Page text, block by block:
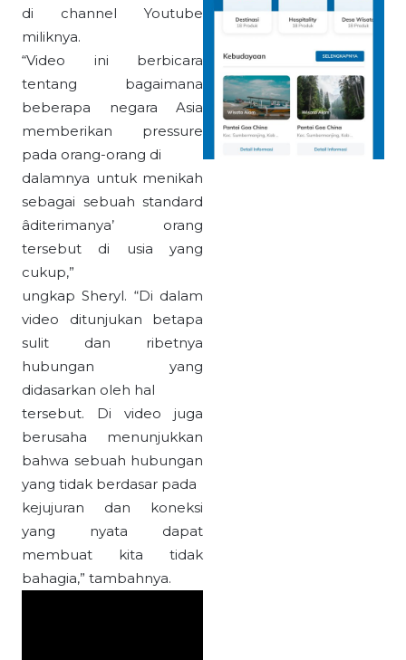
di channel Youtube
miliknya.
“Video ini berbicara
tentang bagaimana
beberapa negara Asia
memberikan pressure
pada orang-orang di
dalamnya untuk menikah
sebagai sebuah standard
âditerimanya’ orang
tersebut di usia yang
cukup,”
ungkap Sheryl. “Di dalam
video ditunjukan betapa
sulit dan ribetnya
hubungan yang
didasarkan oleh hal
tersebut. Di video juga
berusaha menunjukkan
bahwa sebuah hubungan
yang tidak berdasar pada
kejujuran dan koneksi
yang nyata dapat
membuat kita tidak
bahagia,” tambahnya.